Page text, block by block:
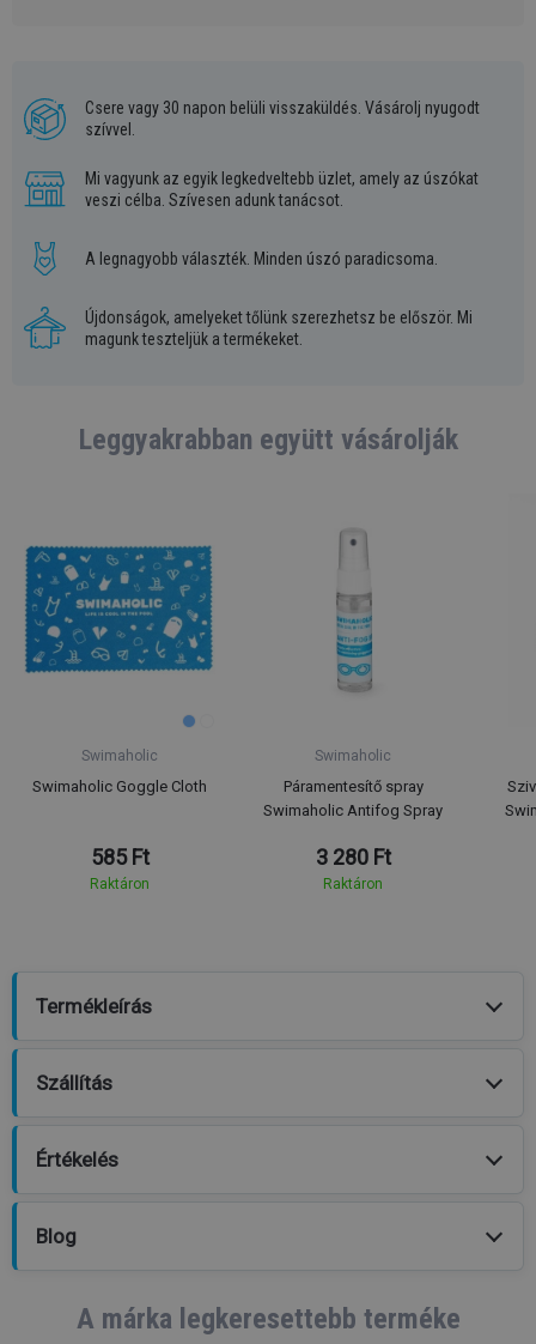
Csere vagy 30 napon belüli visszaküldés. Vásárolj nyugodt
szívvel.
Mi vagyunk az egyik legkedveltebb üzlet, amely az úszókat
veszi célba. Szívesen adunk tanácsot.
A legnagyobb választék. Minden úszó paradicsoma.
Újdonságok, amelyeket tőlünk szerezhetsz be először. Mi
magunk teszteljük a termékeket.
Leggyakrabban együtt vásárolják
Swimaholic
Swimaholic Goggle Cloth
585 Ft
Raktáron
Swimaholic
Páramentesítő spray
Swimaholic Antifog Spray
3 280 Ft
Raktáron
Termékleírás
Szállítás
Értékelés
Blog
A márka legkeresettebb terméke